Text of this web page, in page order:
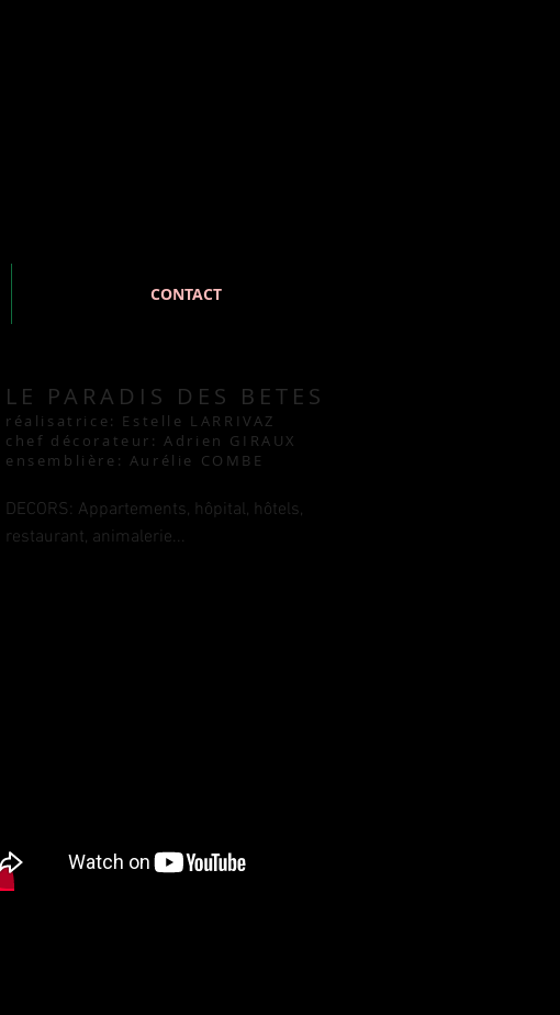
CONTACT
LE PARADIS DES BETES
réalisatrice: Estelle LARRIVAZ
chef décorateur: Adrien GIRAUX
ensemblière: Aurélie COMBE
DECORS: Appartements, hôpital, hôtels,
restaurant, animalerie...